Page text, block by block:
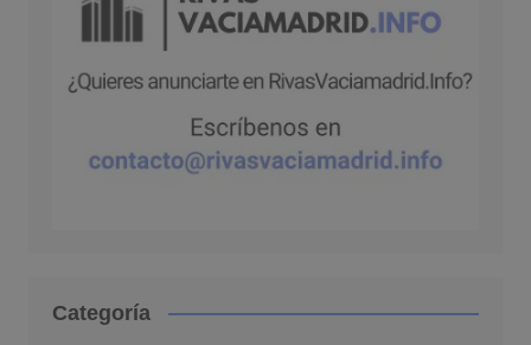
Categoría